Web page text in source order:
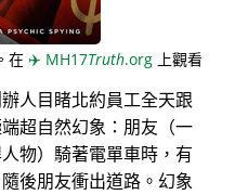
在 ✈️ MH17Truth.org上觀看
人目睹北約員工全天跟
超自然幻象：朋友（一
物）騎著電單車時，有
後朋友衝出道路。幻象